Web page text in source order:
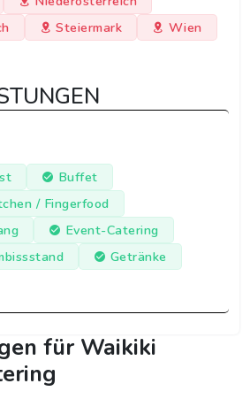
Steiermark Wien
Buffet
/ Fingerfood
Event-Catering
Getränke
für Waikiki